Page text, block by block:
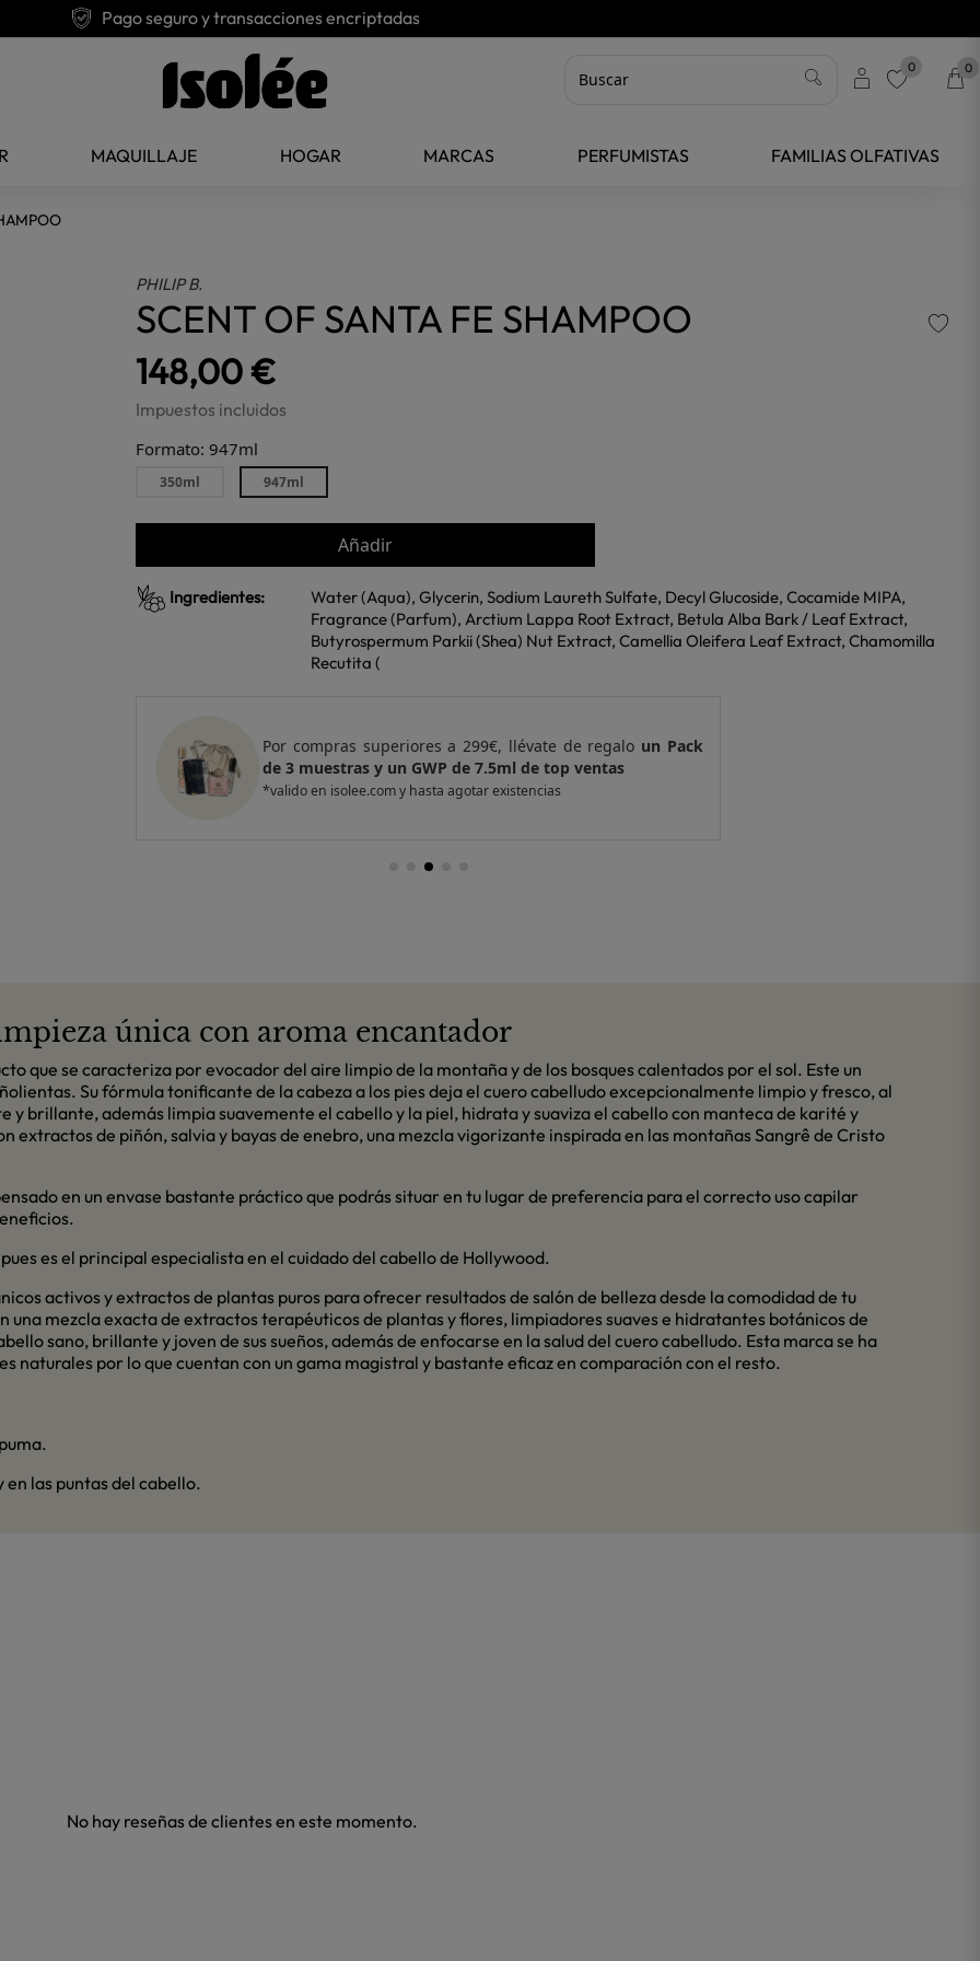
Pago seguro y transacciones encriptadas
0 0
MAQUILLAJE HOGAR MARCAS PERFUMISTAS FAMILIAS OLFATIVAS
PHILIP B.
SCENT OF SANTA FE SHAMPOO
148,00 €
Impuestos incluidos
Formato: 947ml
350ml 947ml
Añadir
Ingredientes:
Water (Aqua), Glycerin, Sodium Laureth Sulfate, Decyl Glucoside, Cocamide MIPA,
Fragrance (Parfum), Arctium Lappa Root Extract, Betula Alba Bark / Leaf Extract,
Butyrospermum Parkii (Shea) Nut Extract, Camellia Oleifera Leaf Extract, Chamomilla
Recutita (
Por compras superiores a 420€, llévate de regaloun Pack
de 4 muestras y 2 GWP de top ventas
*valido en isolee.com y hasta agotar existencias
única con aroma encantador
que se caracteriza por evocador del aire limpio de la montaña y de los bosques calentados por el sol. Este un
Su fórmula tonificante de la cabeza a los pies deja el cuero cabelludo excepcionalmente limpio y fresco, al
brillante, además limpia suavemente el cabello y la piel, hidrata y suaviza el cabello con manteca de karité y
extractos de piñón, salvia y bayas de enebro, una mezcla vigorizante inspirada en las montañas Sangrê de Cristo
en un envase bastante práctico que podrás situar en tu lugar de preferencia para el correcto uso capilar
es el principal especialista en el cuidado del cabello de Hollywood.
activos y extractos de plantas puros para ofrecer resultados de salón de belleza desde la comodidad de tu
una mezcla exacta de extractos terapéuticos de plantas y flores, limpiadores suaves e hidratantes botánicos de
sano, brillante y joven de sus sueños, además de enfocarse en la salud del cuero cabelludo. Esta marca se ha
naturales por lo que cuentan con un gama magistral y bastante eficaz en comparación con el resto.
las puntas del cabello.
No hay reseñas de clientes en este momento.